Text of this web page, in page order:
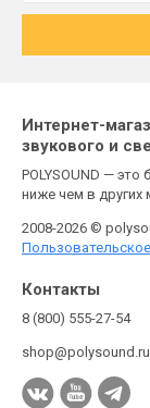
Интернет-
звукового и
POLYSOUND —
ниже чем в других
2008-2026 ©
Контакты
8 (800) 555-27-54
shop@polysound.ru